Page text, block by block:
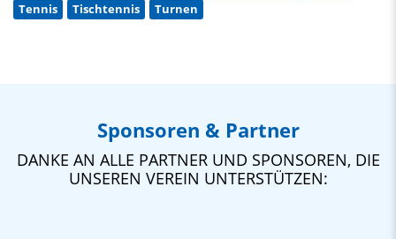
Tennis
Tischtennis Turnen
Sponsoren & Partner
DANKE AN ALLE PARTNER UND SPONSOREN, DIE
UNSEREN VEREIN UNTERSTÜTZEN: